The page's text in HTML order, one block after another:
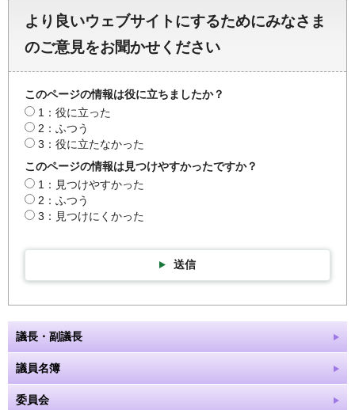
より良いウェブサイトにするためにみなさま
のご意見をお聞かせください
このページの情報は役に立ちましたか？
1：役に立った
2：ふつう
3：役に立たなかった
このページの情報は見つけやすかったですか？
1：見つけやすかった
2：ふつう
3：見つけにくかった
送信
議長・副議長
議員名簿
委員会